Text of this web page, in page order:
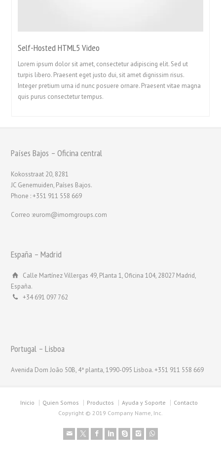
Self-Hosted HTML5 Video
Lorem ipsum dolor sit amet, consectetur adipiscing elit. Sed ut
turpis libero. Praesent eget justo dui, sit amet dignissim risus.
Integer pretium urna id nunc posuere ornare. Praesent vitae magna
quis purus consectetur tempus.
Países Bajos – Oficina central
Kokosstraat 20, 8281
JC Genemuiden, Países Bajos.
Phone : +351 911 558 669
Correo :eurom@imomgroups.com
España – Madrid
Calle Martínez Villergas 49, Planta 1, Oficina 104, 28027 Madrid,
España.
+34 691 097 762
Portugal – Lisboa
Avenida Dom João 50B, 4ª planta, 1990-095 Lisboa. +351 911 558 669
Inicio Quien Somos Productos Ayuda y Soporte
Contacto
Copyright © 2019 Company Name, Inc.